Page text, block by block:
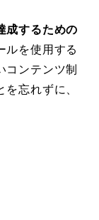
成するための
ルを使用する
コンテンツ制
忘れずに、